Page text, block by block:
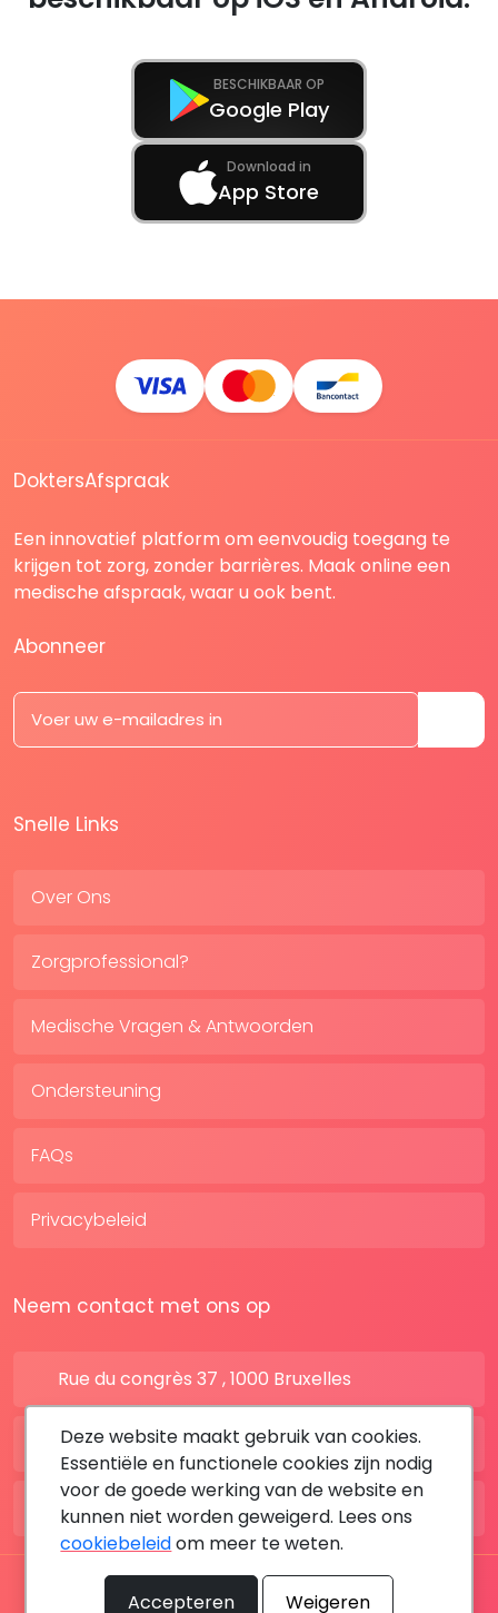
BESCHIKBAAR OP
Google Play
Download in
App Store
DoktersAfspraak
Een innovatief platform om eenvoudig toegang te
krijgen tot zorg, zonder barrières. Maak online een
medische afspraak, waar u ook bent.
Abonneer
Snelle Links
Over Ons
Zorgprofessional?
Medische Vragen & Antwoorden
Ondersteuning
FAQs
Privacybeleid
Neem contact met ons op
Rue du congrès 37 , 1000 Bruxelles
BE: +32 28080227
FR: +33 183642895
Alle rechten voorbehouden © 2026 DoktersAfspraak
Deze website maakt gebruik van cookies.
Essentiële en functionele cookies zijn nodig
voor de goede werking van de website en
kunnen niet worden geweigerd. Lees ons
cookiebeleidom meer te weten.
Accepteren Weigeren